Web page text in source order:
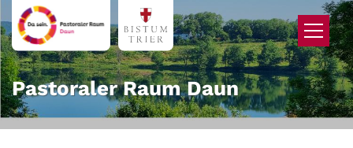
Zum Inhalt springen
Pastoraler Raum Daun